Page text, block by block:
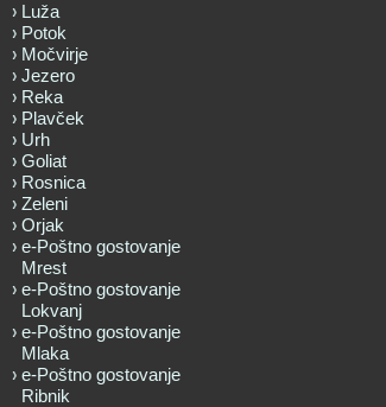
Luža
Potok
Močvirje
Jezero
Reka
Plavček
Urh
Goliat
Rosnica
Zeleni
Orjak
e-Poštno gostovanje
Mrest
e-Poštno gostovanje
Lokvanj
e-Poštno gostovanje
Mlaka
e-Poštno gostovanje
Ribnik